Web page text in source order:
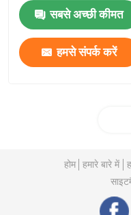
सबसे अच्छी कीमत
हमसे संपर्क करें
होम हमारे बारे में